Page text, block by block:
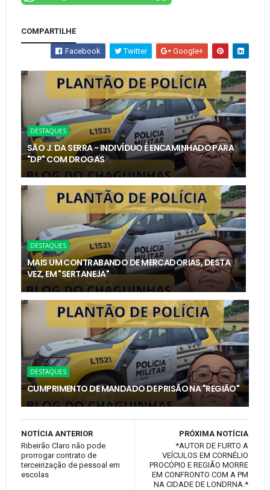
COMPARTILHE
Facebook Twitter Google+
DESTAQUES
SÃO J. DA SERRA - INDIVÍDUO É ENCAMINHADO PARA
"DP" COM DROGAS
DESTAQUES
MAIS UM CONTRABANDO DE MERCADORIAS, DESTA
VEZ, EM "SERTANEJA"
DESTAQUES
CUMPRIMENTO DE MANDADO DE PRISÃO NA "REGIÃO"
PRÓXIMA NOTÍCIA
*AUTOR DE FURTO A
VEÍCULOS EM CORNÉLIO
PROCÓPIO E REGIÃO MORRE
EM CONFRONTO COM A PM
NA CIDADE DE LONDRNA.*
NOTÍCIA ANTERIOR
Ribeirão Claro não pode
prorrogar contrato de
terceirização de pessoal em
escolas